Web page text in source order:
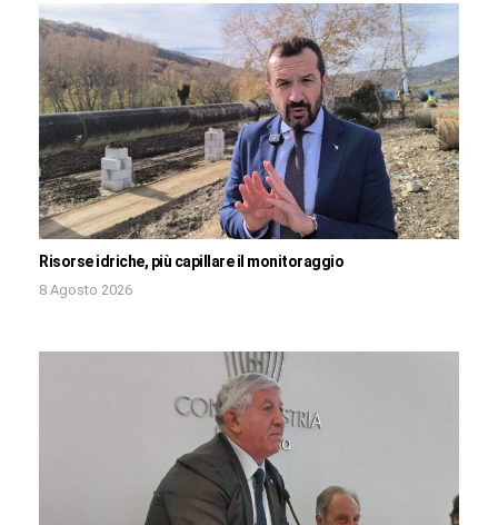
Risorse idriche, più capillare il monitoraggio
8 Agosto 2026